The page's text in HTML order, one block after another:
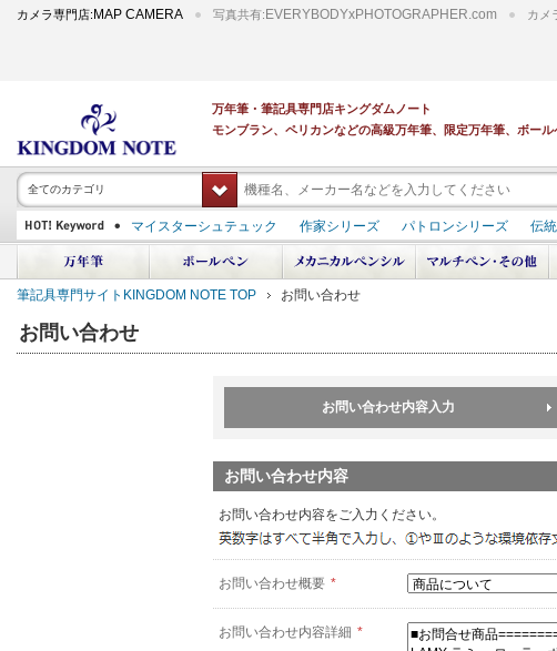
カメラ専門店: MAP CAMERA 写真共有: EVERYBODYxPHOTOGRAPHER.com カメ
万年筆・筆記具専門店キングダムノート
モンブラン、ペリカンなどの高級万年筆、限定万年筆、ボー
全てのカテゴリ
マイスターシュテュック 作家シリーズ パトロンシリーズ 伝
スーベレーン
PILOT 蒔絵 ダイアミン ボトルインク デュポン
中屋万年筆
プラチナ 出雲 キングダムノート別注 アルマンドシモーニクラブ ペ
筆記具専門サイトKINGDOM NOTE TOP お問い合わせ
お問い合わせ
お問い合わせ内容入力
お問い合わせ内容
お問い合わせ内容をご入力ください。
お問い合わせ概要 *
お問い合わせ内容詳細 *